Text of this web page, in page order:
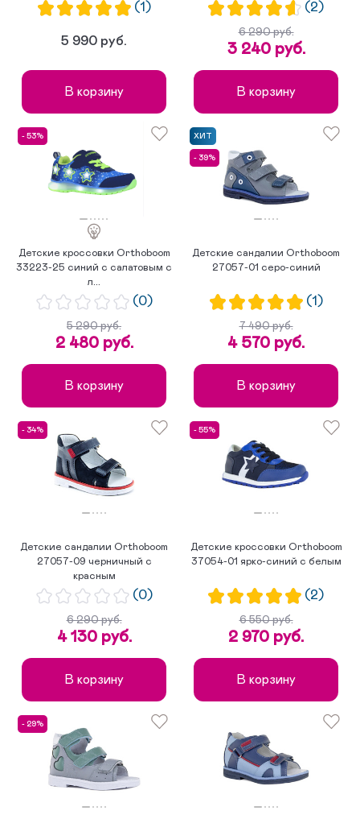
(1)
5 990 руб.
В корзину
(2)
6 290 руб.
3 240 руб.
В корзину
- 53%
Детские кроссовки Orthoboom
33223-25 синий с салатовым с
л...
(0)
5 290 руб.
2 480 руб.
В корзину
ХИТ
- 39%
Детские сандалии Orthoboom
27057-01 серо-синий
(1)
7 490 руб.
4 570 руб.
В корзину
- 34%
Детские сандалии Orthoboom
27057-09 черничный с
красным
(0)
6 290 руб.
4 130 руб.
В корзину
- 55%
Детские кроссовки Orthoboom
37054-01 ярко-синий с белым
(2)
6 550 руб.
2 970 руб.
В корзину
- 29%